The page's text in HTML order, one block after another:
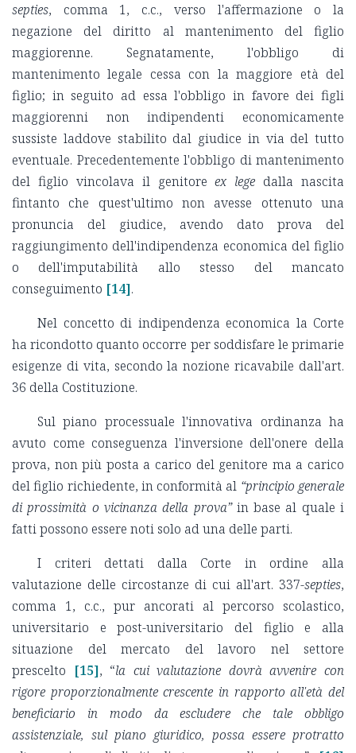
septies, comma 1, c.c., verso l'affermazione o la
negazione del diritto al mantenimento del figlio
maggiorenne. Segnatamente, l'obbligo di
mantenimento legale cessa con la maggiore età del
figlio; in seguito ad essa l'obbligo in favore dei figli
maggiorenni non indipendenti economicamente
sussiste laddove stabilito dal giudice in via del tutto
eventuale. Precedentemente l'obbligo di mantenimento
del figlio vincolava il genitoreex lege dalla nascita
fintanto che quest'ultimo non avesse ottenuto una
pronuncia del giudice, avendo dato prova del
raggiungimento dell'indipendenza economica del figlio
o dell'imputabilità allo stesso del mancato
conseguimento [14].
Nel concetto di indipendenza economica la Corte
ha ricondotto quanto occorre per soddisfare le primarie
esigenze di vita, secondo la nozione ricavabile dall'art.
36 della Costituzione.
Sul piano processuale l'innovativa ordinanza ha
avuto come conseguenza l'inversione dell'onere della
prova, non più posta a carico del genitore ma a carico
del figlio richiedente, in conformità al “principio generale
di prossimità o vicinanza della prova” in base al quale i
fatti possono essere noti solo ad una delle parti.
I criteri dettati dalla Corte in ordine alla
valutazione delle circostanze di cui all'art. 337-septies,
comma 1, c.c., pur ancorati al percorso scolastico,
universitario e post-universitario del figlio e alla
situazione del mercato del lavoro nel settore
prescelto [15], “la cui valutazione dovrà avvenire con
rigore proporzionalmente crescente in rapporto all'età del
beneficiario in modo da escludere che tale obbligo
assistenziale, sul piano giuridico, possa essere protratto